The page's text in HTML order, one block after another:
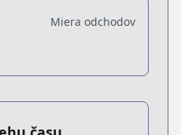
Miera odchodov